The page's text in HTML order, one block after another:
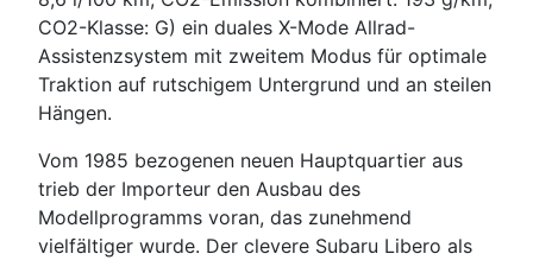
CO2-Klasse: G) ein duales X-Mode Allrad-
Assistenzsystem mit zweitem Modus für optimale
Traktion auf rutschigem Untergrund und an steilen
Hängen.
Vom 1985 bezogenen neuen Hauptquartier aus
trieb der Importeur den Ausbau des
Modellprogramms voran, das zunehmend
vielfältiger wurde. Der clevere Subaru Libero als